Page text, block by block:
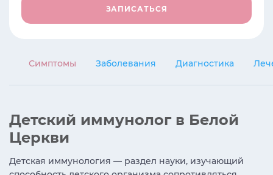
ЗАПИСАТЬСЯ
Симптомы Заболевания Диагностика
Детский иммунолог в Белой
Церкви
Детская иммунология — раздел науки, изучающий